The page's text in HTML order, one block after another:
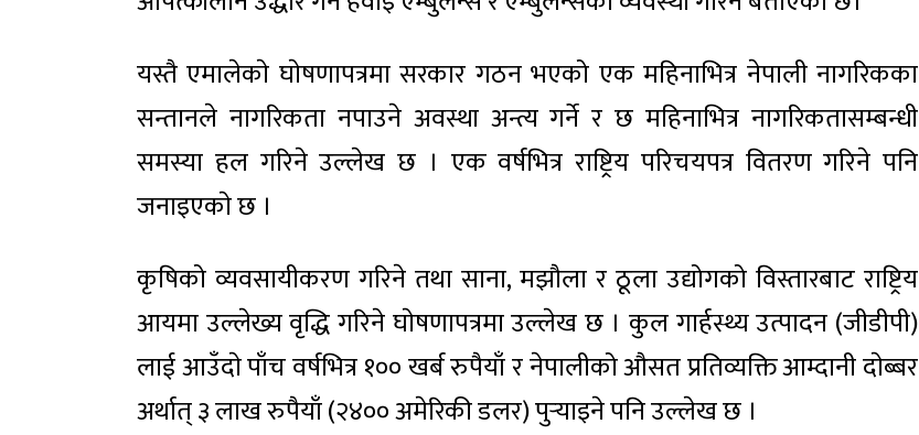
यस्तै एमालेकाे घाेषणापत्रमा सरकार गठन भएको एक महिनाभित्र नेपाली नागरिकका
सन्तानले नागरिकता नपाउने अवस्था अन्त्य गर्ने र छ महिनाभित्र नागरिकतासम्बन्धी
समस्या हल गरिने उल्लेख छ । एक वर्षभित्र राष्ट्रिय परिचयपत्र वितरण गरिने पनि
जनाइएकाे छ ।
कृषिको व्यवसायीकरण गरिने तथा साना, मझौला र ठूला उद्योगको विस्तारबाट राष्ट्रिय
आयमा उल्लेख्य वृद्धि गरिने घाेषणापत्रमा उल्लेख छ । कुल गार्हस्थ्य उत्पादन (जीडीपी)
लाई आउँदाे पाँच वर्षभित्र १०० खर्ब रुपैयाँ र नेपालीको औसत प्रतिव्यक्ति आम्दानी दाेब्बर
अर्थात् ३ लाख रुपैयाँ (२४०० अमेरिकी डलर) पुर्‍याइने पनि उल्लेख छ ।